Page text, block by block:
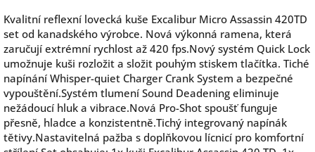
Kvalitní reflexní lovecká kuše Excalibur Micro Assassin 420TD
set od kanadského výrobce. Nová výkonná ramena, která
zaručují extrémní rychlost až 420 fps.Nový systém Quick Lock
umožnuje kuši rozložit a složit pouhým stiskem tlačítka. Tiché
napínání Whisper-quiet Charger Crank System a bezpečné
vypouštění.Systém tlumení Sound Deadening eliminuje
nežádoucí hluk a vibrace.Nová Pro-Shot spoušť funguje
přesně, hladce a konzistentně.Tichý integrovaný napínák
tětivy.Nastavitelná pažba s doplňkovou lícnicí pro komfortní